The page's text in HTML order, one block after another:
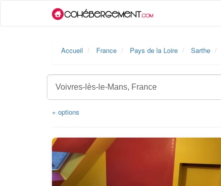
Accueil France Pays de la Loire Sarthe
+ options